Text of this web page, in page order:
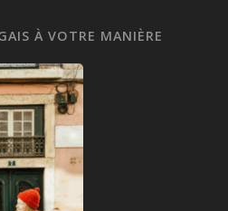
À VOTRE MANIÈRE